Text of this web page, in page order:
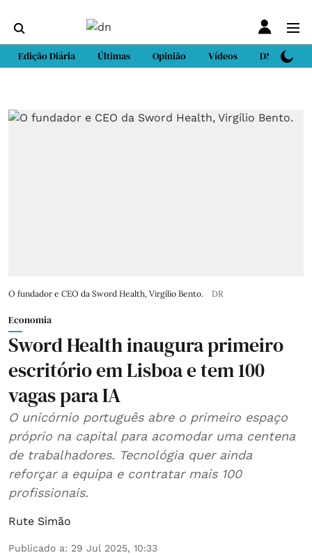
Edição Diária Últimas Opinião Vídeos DN Sport
O fundador e CEO da Sword Health, Virgílio Bento. DR
Economia
Sword Health inaugura primeiro
escritório em Lisboa e tem 100
vagas para IA
O unicórnio português abre o primeiro espaço
próprio na capital para acomodar uma centena
de trabalhadores. Tecnológia quer ainda
reforçar a equipa e contratar mais 100
profissionais.
Rute Simão
Publicado a: 29 Jul 2025, 10:33